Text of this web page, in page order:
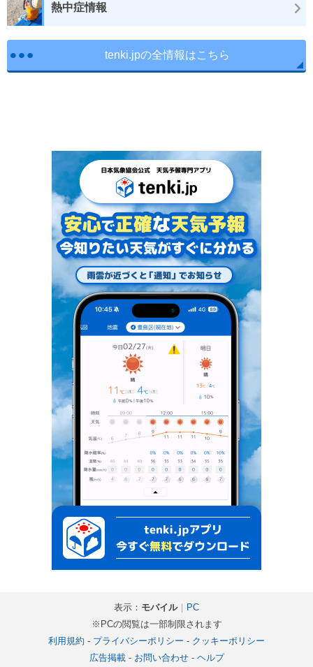
熱中症情報
tenki.jpの全情報はこちら
表示： モバイル｜ PC
※PCの閲覧は一部制限されます
利用規約 - プライバシーポリシー - クッキーポリシー
広告掲載- お問い合わせ- ヘルプ